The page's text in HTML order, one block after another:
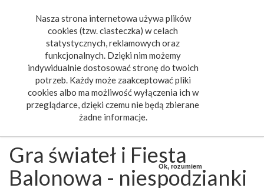
Nasza strona internetowa używa plików
cookies (tzw. ciasteczka) w celach
statystycznych, reklamowych oraz
funkcjonalnych. Dzięki nim możemy
indywidualnie dostosować stronę do twoich
potrzeb. Każdy może zaakceptować pliki
cookies albo ma możliwość wyłączenia ich w
przeglądarce, dzięki czemu nie będą zbierane
żadne informacje.
Ok, rozumiem
Gra świateł i Fiesta
Balonowa - niespodzianki